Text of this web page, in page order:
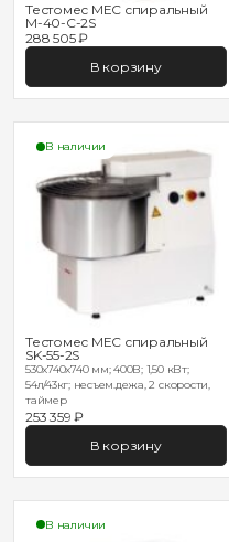
Тестомес MEC спиральный
M-40-C-2S
288 505 ₽
В корзину
В наличии
Тестомес MEC спиральный
SK-55-2S
530х740х740 мм; 400В; 1,50 кВт;
54л/43кг; несъем.дежа, 2 скорости,
таймер
253 359 ₽
В корзину
В наличии